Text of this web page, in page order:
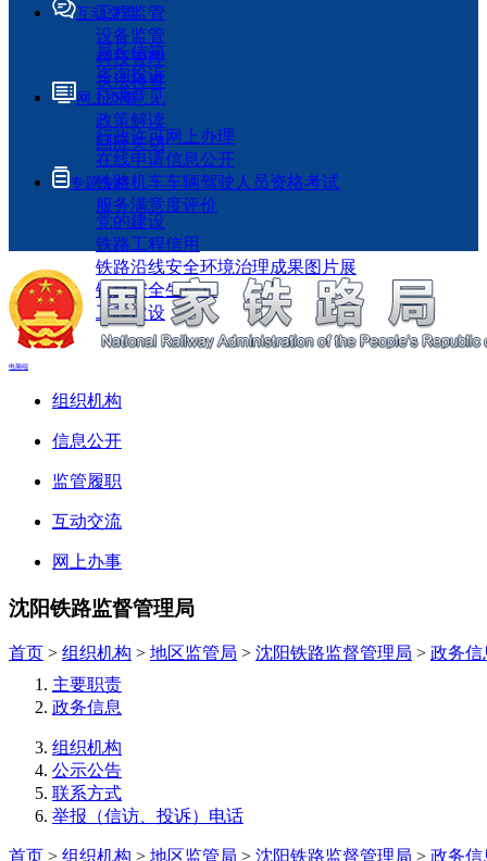
工程监管
设备监管
科技管理
执法检查
互动交流
局长信箱
咨询投诉
征求意见
政策解读
回应关切
网上办事
行政许可网上办理
在线申请信息公开
铁路机车车辆驾驶人员资格考试
服务满意度评价
专题专栏
党的建设
铁路工程信用
铁路沿线安全环境治理成果图片展
铁路安全生产月
工程建设
电脑端
组织机构
信息公开
监管履职
互动交流
网上办事
沈阳铁路监督管理局
首页 > 组织机构 > 地区监管局 > 沈阳铁路监督管理局 > 政务信
主要职责
政务信息
组织机构
公示公告
联系方式
举报（信访、投诉）电话
首页 > 组织机构 > 地区监管局 > 沈阳铁路监督管理局 > 政务信